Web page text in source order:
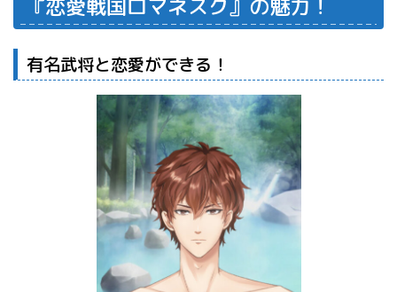
『恋愛戦国ロマネスク』の魅力！
有名武将と恋愛ができる！